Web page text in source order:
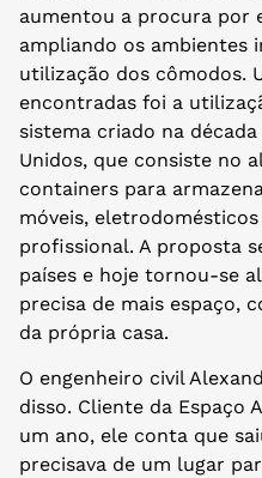
aumentou a procura por
ampliando os ambientes
utilização dos cômodos.
encontradas foi a
sistema criado na
Unidos, que consiste no
containers para
móveis,
profissional. A proposta
países e hoje tornou-se
precisa de mais espaço,
da própria casa.
O engenheiro civil
disso. Cliente da Espaço
um ano, ele conta que
precisava de um lugar